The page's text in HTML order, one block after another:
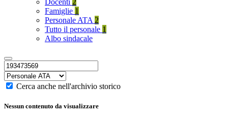
Famiglie 1
Personale ATA 2
Tutto il personale 1
Albo sindacale
Cerca anche nell'archivio storico
Nessun contenuto da visualizzare